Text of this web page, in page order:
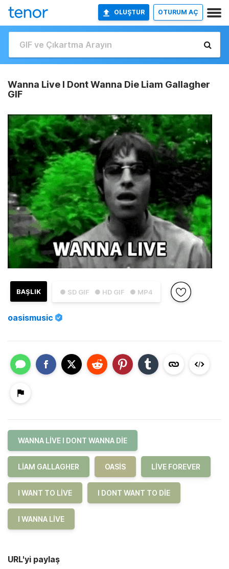
OLUŞTUR OTURUM AÇ
Wanna Live I Dont Wanna Die Liam Gallagher
GIF
● SD GIF ● HD GIF ● MP4
BAŞLIK
oasismusic
WANNA LIVE I DONT WANNA DIE
LIAM GALLAGHER OASIS LIVE FOREVER
I WANT TO LIVE I DONT WANT TO DIE
I WANNA LIVE
URL'yi paylaş